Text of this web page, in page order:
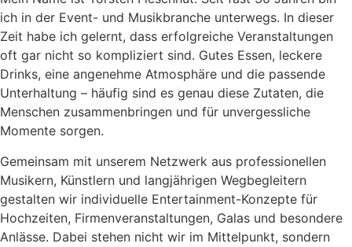
ich in der Event- und Musikbranche unterwegs. In dieser
Zeit habe ich gelernt, dass erfolgreiche Veranstaltungen
oft gar nicht so kompliziert sind. Gutes Essen, leckere
Drinks, eine angenehme Atmosphäre und die passende
Unterhaltung – häufig sind es genau diese Zutaten, die
Menschen zusammenbringen und für unvergessliche
Momente sorgen.
Gemeinsam mit unserem Netzwerk aus professionellen
Musikern, Künstlern und langjährigen Wegbegleitern
gestalten wir individuelle Entertainment-Konzepte für
Hochzeiten, Firmenveranstaltungen, Galas und besondere
Anlässe. Dabei stehen nicht wir im Mittelpunkt, sondern